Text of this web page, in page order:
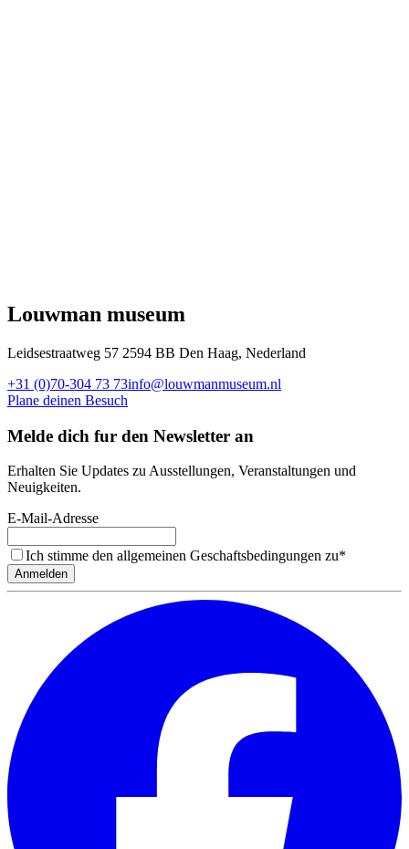
Louwman museum
Leidsestraatweg 57 2594 BB Den Haag, Nederland
+31 (0)70-304 73 73info@louwmanmuseum.nl
Plane deinen Besuch
Melde dich fur den Newsletter an
Erhalten Sie Updates zu Ausstellungen, Veranstaltungen und
Neuigkeiten.
E-Mail-Adresse
Ich stimme den allgemeinen Geschaftsbedingungen zu*
Anmelden